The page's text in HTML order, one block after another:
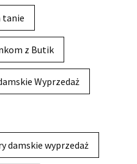
tanie
z Butik
Wyprzedaż
damskie wyprzedaż